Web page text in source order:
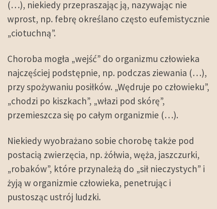
(…), niekiedy przepraszając ją, nazywając nie
wprost, np. febrę określano często eufemistycznie
„ciotuchną”.
Choroba mogła „wejść” do organizmu człowieka
najczęściej podstępnie, np. podczas ziewania (…),
przy spożywaniu posiłków. „Wędruje po człowieku”,
„chodzi po kiszkach”, „włazi pod skórę”,
przemieszcza się po całym organizmie (…).
Niekiedy wyobrażano sobie chorobę także pod
postacią zwierzęcia, np. żółwia, węża, jaszczurki,
„robaków”, które przynależą do „sił nieczystych” i
żyją w organizmie człowieka, penetrując i
pustosząc ustrój ludzki.